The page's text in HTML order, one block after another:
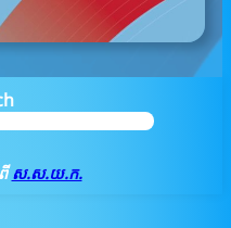
ស.ស.យ.ក.